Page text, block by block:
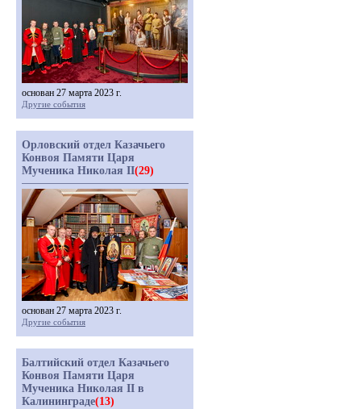
основан 27 марта 2023 г.
Другие события
Орловский отдел Казачьего
Конвоя Памяти Царя
Мученика Николая II(29)
основан 27 марта 2023 г.
Другие события
Балтийский отдел Казачьего
Конвоя Памяти Царя
Мученика Николая II в
Калининграде(13)